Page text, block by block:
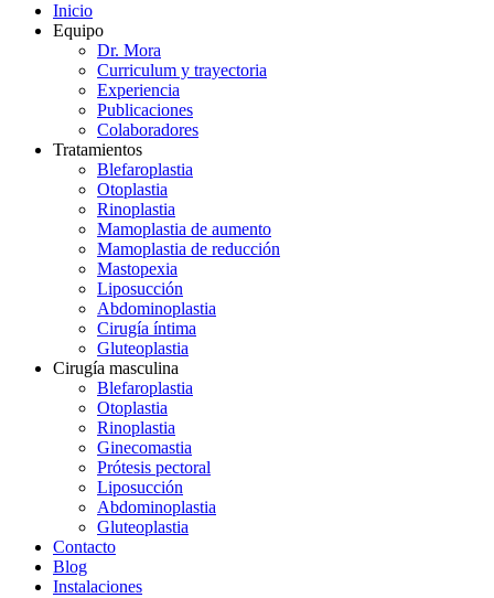
Inicio
Equipo
Dr. Mora
Curriculum y trayectoria
Experiencia
Publicaciones
Colaboradores
Tratamientos
Blefaroplastia
Otoplastia
Rinoplastia
Mamoplastia de aumento
Mamoplastia de reducción
Mastopexia
Liposucción
Abdominoplastia
Cirugía íntima
Gluteoplastia
Cirugía masculina
Blefaroplastia
Otoplastia
Rinoplastia
Ginecomastia
Prótesis pectoral
Liposucción
Abdominoplastia
Gluteoplastia
Contacto
Blog
Instalaciones